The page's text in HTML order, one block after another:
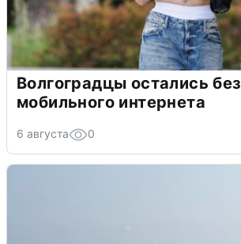
Волгоградцы остались без
мобильного интернета
6 августа 0